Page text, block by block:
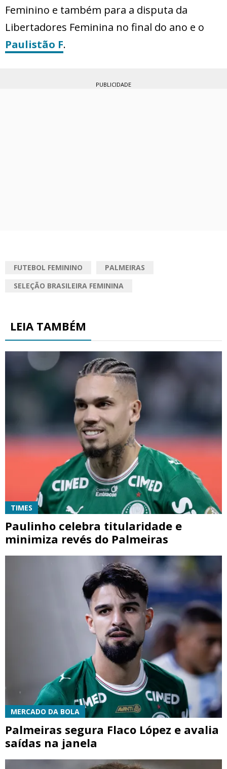
Feminino e também para a disputa da
Libertadores Feminina no final do ano e o
Paulistão F.
PUBLICIDADE
FUTEBOL FEMININO
PALMEIRAS
SELEÇÃO BRASILEIRA FEMININA
LEIA TAMBÉM
TIMES
Paulinho celebra titularidade e
minimiza revés do Palmeiras
MERCADO DA BOLA
Palmeiras segura Flaco López e avalia
saídas na janela